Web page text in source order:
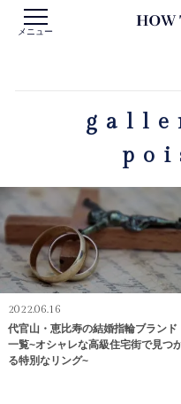
メニュー
2022.06.16
代官山・恵比寿の結婚指輪ブランド
一覧~オシャレな高級住宅街で見つ
る特別なリング~